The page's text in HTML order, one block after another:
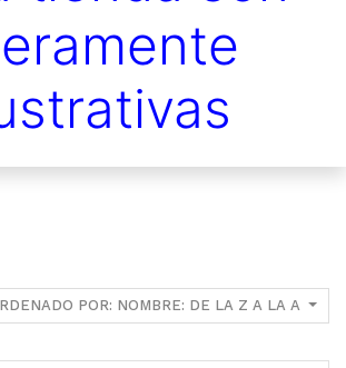
POR: NOMBRE: DE LA Z A LA A